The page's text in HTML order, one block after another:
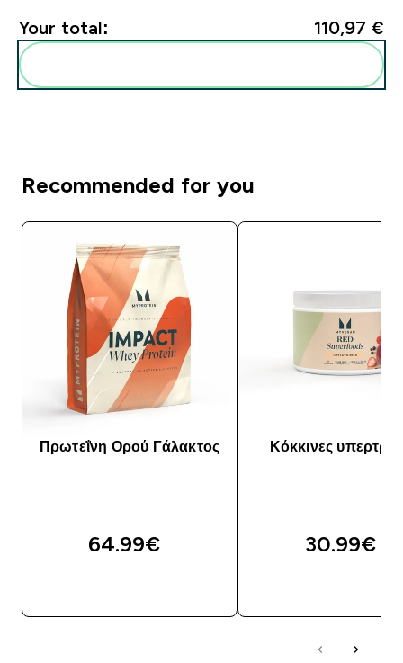
Your total: 110,97 €‎
Recommended for you
Πρωτεΐνη Ορού Γάλακτος
64.99€‎
Κόκκινες
30.99€‎